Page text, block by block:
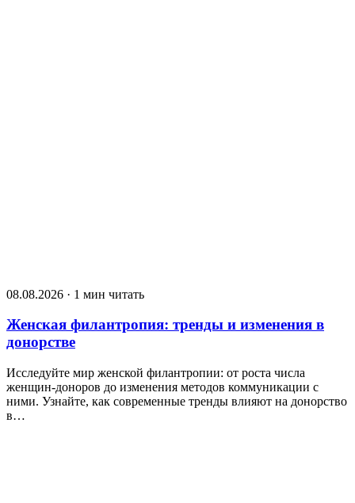
08.08.2026 · 1 мин читать
Женская филантропия: тренды и изменения в
донорстве
Исследуйте мир женской филантропии: от роста числа
женщин-доноров до изменения методов коммуникации с
ними. Узнайте, как современные тренды влияют на донорство
в…